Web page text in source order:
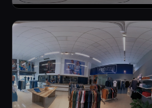
LOJA DE MÓVEIS